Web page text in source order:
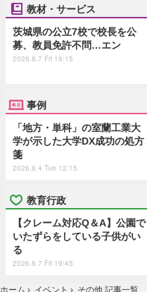
教材・サービス
茨城県の公立7校で校長を公
募、教員免許不問…エン
2026.8.7 Fri 19:15
事例
「地方・単科」の室蘭工業大
学が示した大学DX成功の処方
箋
2026.8.4 Tue 12:15
教育行政
【クレーム対応Q＆A】公園で
いたずらをしている子供がい
る
2026.8.7 Fri 19:45
ホーム › イベント › その他 記事一覧